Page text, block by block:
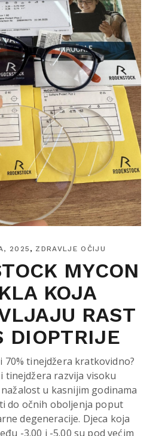
2025 ZDRAVLJE OČIJU
MYCON
KOJA
RAST
DIOPTRIJE
70% tinejdžera kratkovidno?
tinejdžera razvija visoku
u kasnijim godinama
do očnih oboljenja poput
degeneracije. Djeca koja
-3.00 i -5.00 su pod većim